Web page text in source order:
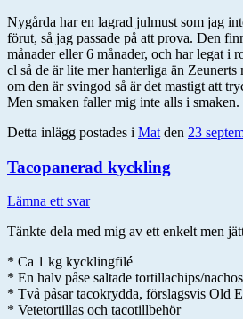
Nygårda har en lagrad julmust som jag
förut, så jag passade på att prova. Den
månader eller 6 månader, och har legat i
cl så de är lite mer hanterliga än Zeunerts
om den är svingod så är det mastigt att
Men smaken faller mig inte alls i smaken.
Detta inlägg postades i Mat den 23
Tacopanerad kyckling
Lämna ett svar
Tänkte dela med mig av ett enkelt men
* Ca 1 kg kycklingfilé
* En halv påse saltade tortillachips/nachos
* Två påsar tacokrydda, förslagsvis Old
* Vetetortillas och tacotillbehör